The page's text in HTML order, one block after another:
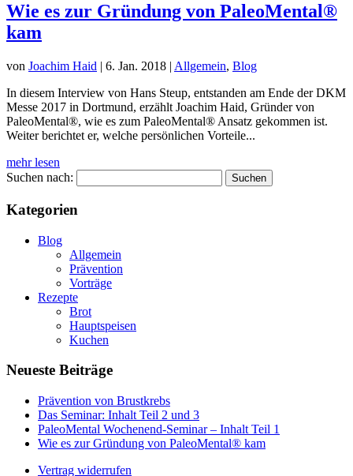
Wie es zur Gründung von PaleoMental®
kam
von Joachim Haid | 6. Jan. 2018 | Allgemein, Blog
In diesem Interview von Hans Steup, entstanden am Ende der DKM
Messe 2017 in Dortmund, erzählt Joachim Haid, Gründer von
PaleoMental®, wie es zum PaleoMental® Ansatz gekommen ist.
Weiter berichtet er, welche persönlichen Vorteile...
mehr lesen
Suchen nach:
Kategorien
Blog
Allgemein
Prävention
Vorträge
Rezepte
Brot
Hauptspeisen
Kuchen
Neueste Beiträge
Prävention von Brustkrebs
Das Seminar: Inhalt Teil 2 und 3
PaleoMental Wochenend-Seminar – Inhalt Teil 1
Wie es zur Gründung von PaleoMental® kam
Vertrag widerrufen